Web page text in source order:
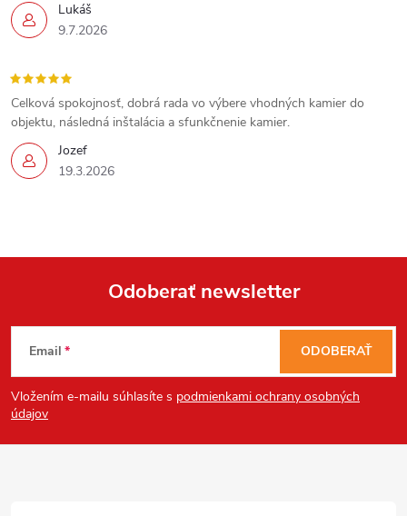
Lukáš
9.7.2026
Jozef
19.3.2026
Celková spokojnosť, dobrá rada vo výbere vhodných kamier do
objektu, následná inštalácia a sfunkčnenie kamier.
Z
á
p
Odoberať newsletter
Email
Vložením e-mailu súhlasíte s podmienkami ochrany osobných
údajov
ODOBERAŤ
Powered by chaterimo